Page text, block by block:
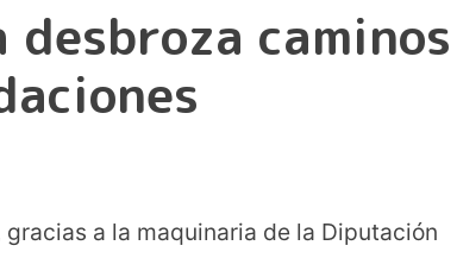
caminos
a la maquinaria de la Diputación